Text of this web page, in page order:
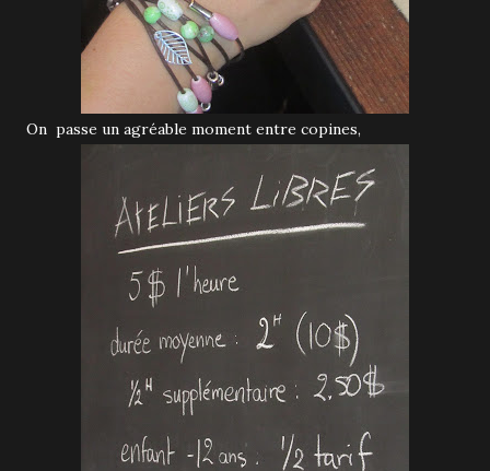
On passe un agréable moment entre copines,